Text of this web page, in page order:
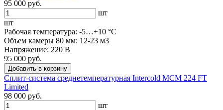
95 000 руб.
шт
шт
Рабочая температура: -5…+10 °C
Объем камеры 80 мм: 12-23 м3
Напряжение: 220 В
95 000 руб.
Добавить в корзину
Сплит-система среднетемпературная Intercold MCM 224 FT
Limited
98 000 руб.
шт